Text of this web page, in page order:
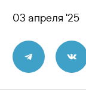
Пресс-центр
Контакты
03 апреля '25